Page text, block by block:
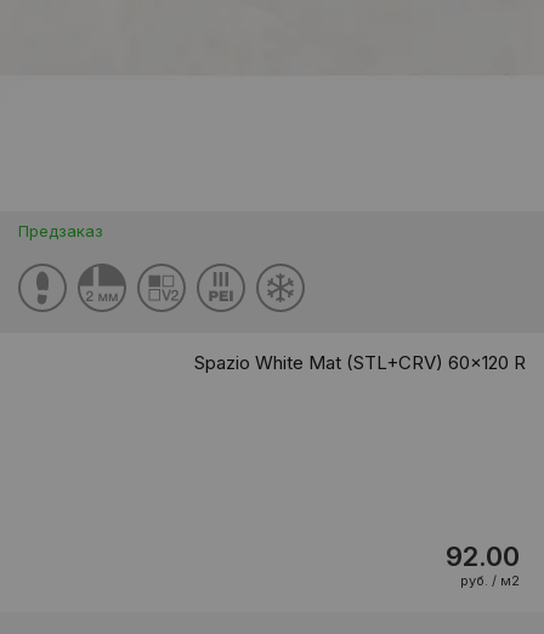
Предзаказ
Spazio White Mat (STL+CRV) 60x120 R
92.00
руб. / м2